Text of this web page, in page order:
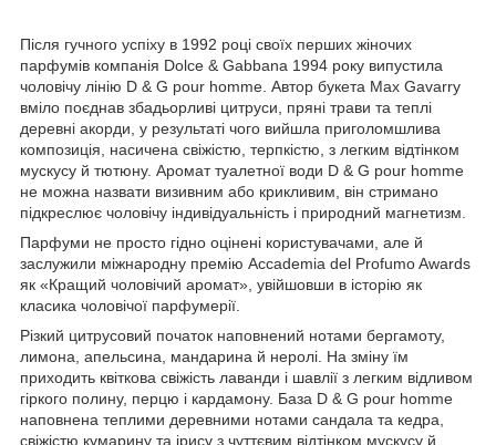
Після гучного успіху в 1992 році своїх перших жіночих
парфумів компанія Dolce & Gabbana 1994 року випустила
чоловічу лінію D & G pour homme. Автор букета Max Gavarry
вміло поєднав збадьорливі цитруси, пряні трави та теплі
деревні акорди, у результаті чого вийшла приголомшлива
композиція, насичена свіжістю, терпкістю, з легким відтінком
мускусу й тютюну. Аромат туалетної води D & G pour homme
не можна назвати визивним або крикливим, він стримано
підкреслює чоловічу індивідуальність і природний магнетизм.
Парфуми не просто гідно оцінені користувачами, але й
заслужили міжнародну премію Accademia del Profumo Awards
як «Кращий чоловічий аромат», увійшовши в історію як
класика чоловічої парфумерії.
Різкий цитрусовий початок наповнений нотами бергамоту,
лимона, апельсина, мандарина й неролі. На зміну їм
приходить квіткова свіжість лаванди і шавлії з легким відливом
гіркого полину, перцю і кардамону. База D & G pour homme
наповнена теплими деревними нотами сандала та кедра,
свіжістю кумарину та ірису з чуттєвим відтінком мускусу й